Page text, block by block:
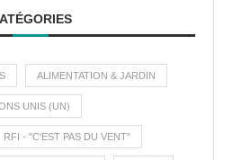
ALIMENTATION & JARDIN
UNIS (UN)
RFI - "C'EST PAS DU VENT"